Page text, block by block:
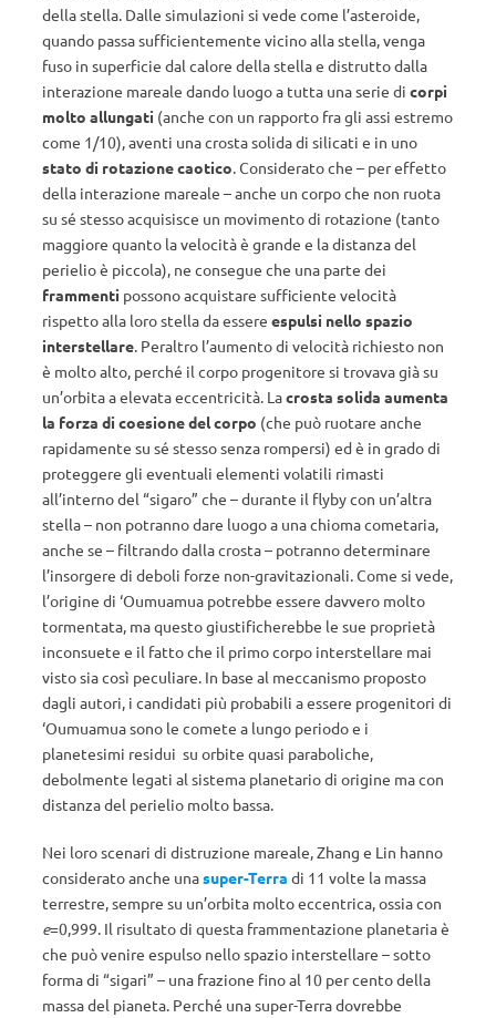
della stella. Dalle simulazioni si vede come l’asteroide,
quando passa sufficientemente vicino alla stella, venga
fuso in superficie dal calore della stella e distrutto dalla
interazione mareale dando luogo a tutta una serie di corpi
molto allungati (anche con un rapporto fra gli assi estremo
come 1/10), aventi una crosta solida di silicati e in uno
stato di rotazione caotico. Considerato che – per effetto
della interazione mareale – anche un corpo che non ruota
su sé stesso acquisisce un movimento di rotazione (tanto
maggiore quanto la velocità è grande e la distanza del
perielio è piccola), ne consegue che una parte dei
frammenti possono acquistare sufficiente velocità
rispetto alla loro stella da essere espulsi nello spazio
interstellare. Peraltro l’aumento di velocità richiesto non
è molto alto, perché il corpo progenitore si trovava già su
un’orbita a elevata eccentricità. Lacrosta solida aumenta
la forza di coesione del corpo (che può ruotare anche
rapidamente su sé stesso senza rompersi) ed è in grado di
proteggere gli eventuali elementi volatili rimasti
all’interno del “sigaro” che – durante il flyby con un’altra
stella – non potranno dare luogo a una chioma cometaria,
anche se – filtrando dalla crosta – potranno determinare
l’insorgere di deboli forze non-gravitazionali. Come si vede,
l’origine di ‘Oumuamua potrebbe essere davvero molto
tormentata, ma questo giustificherebbe le sue proprietà
inconsuete e il fatto che il primo corpo interstellare mai
visto sia così peculiare. In base al meccanismo proposto
dagli autori, i candidati più probabili a essere progenitori di
‘Oumuamua sono le comete a lungo periodo e i
planetesimi residui su orbite quasi paraboliche,
debolmente legati al sistema planetario di origine ma con
distanza del perielio molto bassa.
Nei loro scenari di distruzione mareale, Zhang e Lin hanno
considerato anche unasuper-Terra di 11 volte la massa
terrestre, sempre su un’orbita molto eccentrica, ossia con
e=0,999. Il risultato di questa frammentazione planetaria è
che può venire espulso nello spazio interstellare – sotto
forma di “sigari” – una frazione fino al 10 per cento della
massa del pianeta. Perché una super-Terra dovrebbe